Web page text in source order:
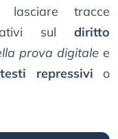
tracce
sul diritto
prova digitale e
repressivi o